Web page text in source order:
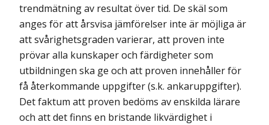
trendmätning av resultat över tid. De skäl som
anges för att årsvisa jämförelser inte är möjliga är
att svårighetsgraden varierar, att proven inte
prövar alla kunskaper och färdigheter som
utbildningen ska ge och att proven innehåller för
få återkommande uppgifter (s.k. ankaruppgifter).
Det faktum att proven bedöms av enskilda lärare
och att det finns en bristande likvärdighet i